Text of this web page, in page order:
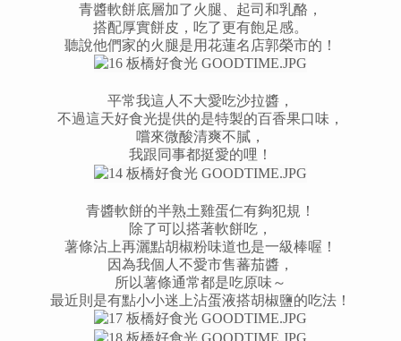
青醬軟餅底層加了火腿、起司和乳酪，
搭配厚實餅皮，吃了更有飽足感。
聽說他們家的火腿是用花蓮名店郭榮市的！
平常我這人不大愛吃沙拉醬，
不過這天好食光提供的是特製的百香果口味，
嚐來微酸清爽不膩，
我跟同事都挺愛的哩！
青醬軟餅的半熟土雞蛋仁有夠犯規！
除了可以搭著軟餅吃，
薯條沾上再灑點胡椒粉味道也是一級棒喔！
因為我個人不愛市售蕃茄醬，
所以薯條通常都是吃原味～
最近則是有點小小迷上沾蛋液搭胡椒鹽的吃法！